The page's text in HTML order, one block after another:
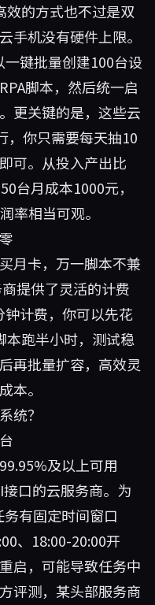
效的方式也不过是双
手机没有硬件上限。
键批量创建100台设
脚本，然后统一启
更关键的是，这些云
你只需要每天抽10
可。从投入产出比
台月成本1000元，
率相当可观。
月卡，万一脚本不兼
提供了灵活的计费
钟计费，你可以先花
本跑半小时，测试稳
再批量扩容，高效灵
本。
统？
及以上可用
口的云服务商。为
有固定时间窗口
、18:00-20:00开
启，可能导致任务中
评测，某头部服务商